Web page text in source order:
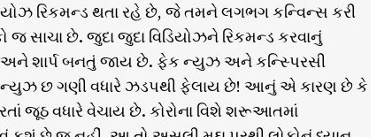
રિકમન્ડ થતા રહે છે, જે તમને લગભગ કન્વિન્સ કરી
જ સાચા છે. જુદા જુદા વિડિયોઝને રિકમન્ડ કરવાનું
અને શાર્પ બનતું જાય છે. ફેક ન્યુઝ અને કન્સ્પિરસી
ન્યુઝ છ ગણી વધારે ઝડપથી ફેલાય છે! આનું એ કારણ છે કે
જૂઠ વધારે વેચાય છે. કોરોના વિશે શરૂઆતમાં